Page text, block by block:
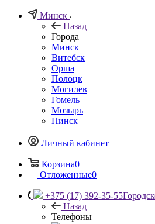
Минск
Назад
Города
Минск
Витебск
Орша
Полоцк
Могилев
Гомель
Мозырь
Пинск
Личный кабинет
Корзина0
Отложенные0
+375 (17) 392-35-55
Назад
Телефоны